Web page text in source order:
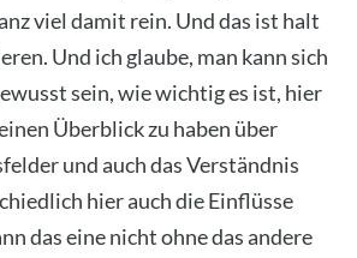
viel damit rein. Und das ist halt
Und ich glau­be, man kann sich
sein, wie wich­tig es ist, hier
Über­blick zu haben über
und auch das Ver­ständ­nis
hier auch die Ein­flüs­se
das eine nicht ohne das ande­re